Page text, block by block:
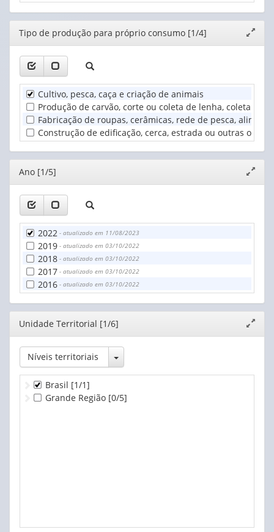
Editor
janela
Tipo de produção para próprio consumo [1/4]
Cultivo, pesca, caça e criação de animais
Produção de carvão, corte ou coleta de lenha, coleta de
Fabricação de roupas, cerâmicas, rede de pesca,
Construção de edificação, cerca, estrada ou outras obras
Editor
janela
Ano [1/5]
2022 - atualizado em 11/08/2023
2019 - atualizado em 03/10/2022
2018 - atualizado em 03/10/2022
2017 - atualizado em 03/10/2022
2016 - atualizado em 03/10/2022
Editor
janela
Unidade Territorial [1/6]
Níveis territoriais Toggle Dropdown
Brasil [1/1]
Grande Região [0/5]